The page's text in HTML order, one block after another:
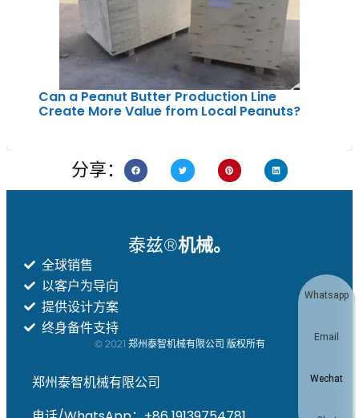
Can a Peanut Butter Production Line
Create More Value from Local Peanuts?
分享：
泰兹®机械。
全球销售
以客户为导向
提供设计方案
终身备件支持
© 2021 郑州泰智机械有限公司 版权所有
郑州泰智机械有限公司
Whatsapp
Email
Wechat